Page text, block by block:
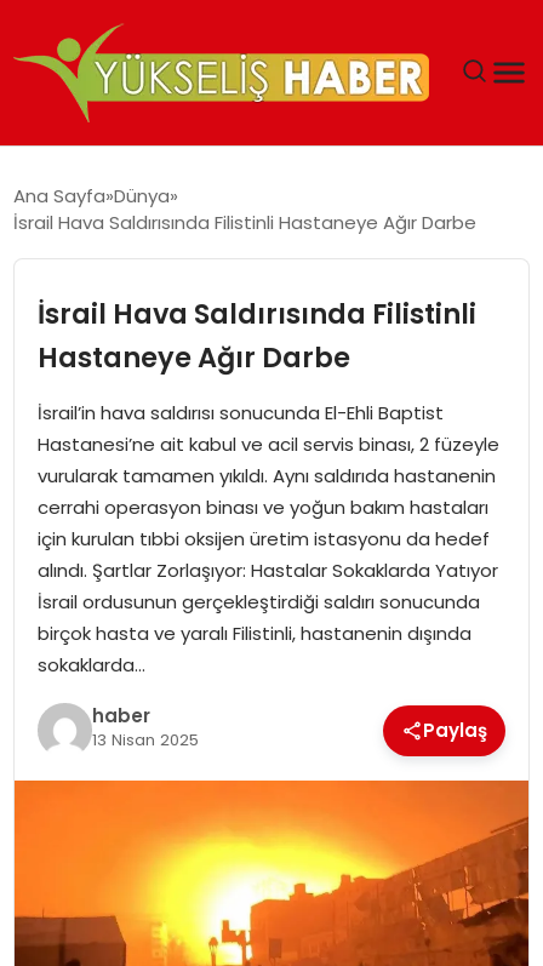
MALIYETLERINI AZALTIYOR’
Ana Sayfa Dünya
İsrail Hava Saldırısında Filistinli Hastaneye Ağır Darbe
İsrail Hava Saldırısında Filistinli
Hastaneye Ağır Darbe
İsrail’in hava saldırısı sonucunda El-Ehli Baptist
Hastanesi’ne ait kabul ve acil servis binası, 2 füzeyle
vurularak tamamen yıkıldı. Aynı saldırıda hastanenin
cerrahi operasyon binası ve yoğun bakım hastaları
için kurulan tıbbi oksijen üretim istasyonu da hedef
alındı. Şartlar Zorlaşıyor: Hastalar Sokaklarda Yatıyor
İsrail ordusunun gerçekleştirdiği saldırı sonucunda
birçok hasta ve yaralı Filistinli, hastanenin dışında
sokaklarda…
haber
13 Nisan 2025 Paylaş